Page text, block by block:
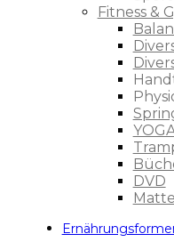
Fitness &
DVD